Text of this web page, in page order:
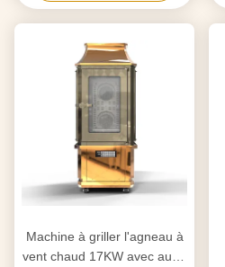
Machine à griller l'agneau à
vent chaud 17KW avec auto-